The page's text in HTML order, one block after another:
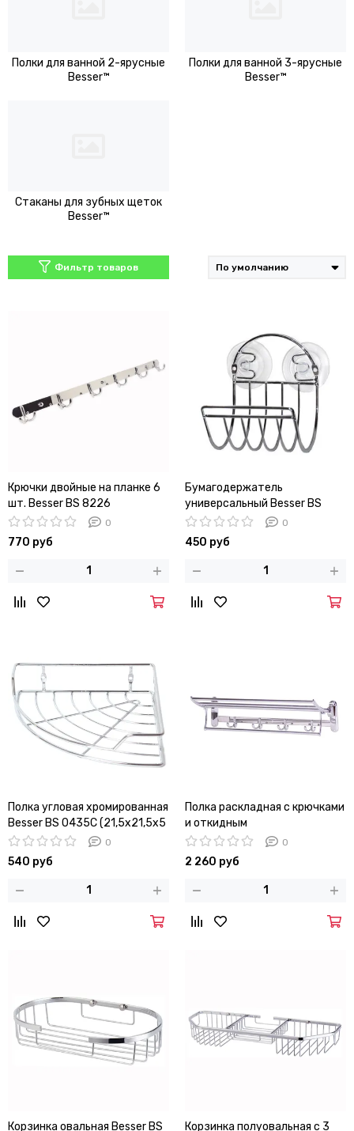
Полки для ванной 2-ярусные
Besser™
Полки для ванной 3-ярусные
Besser™
Стаканы для зубных щеток
Besser™
Фильтр товаров
Крючки двойные на планке 6
шт. Besser BS 8226
(66х3,5х4,5 см) из
хромированного цинкового
сплава
0
770 руб
Бумагодержатель
универсальный Besser BS
0191 (12х13х15 см) из
хромированной стали
0
450 руб
Полка угловая хромированная
Besser BS 0435C (21,5х21,5х5
см)
0
540 руб
Полка раскладная с крючками
и откидным
полотенцедержателем
Besser BS 8201 (60х25х16,5
см) из хромированного
цинкового сплава
0
2 260 руб
Корзинка овальная Besser BS Корзинка полуовальная с 3